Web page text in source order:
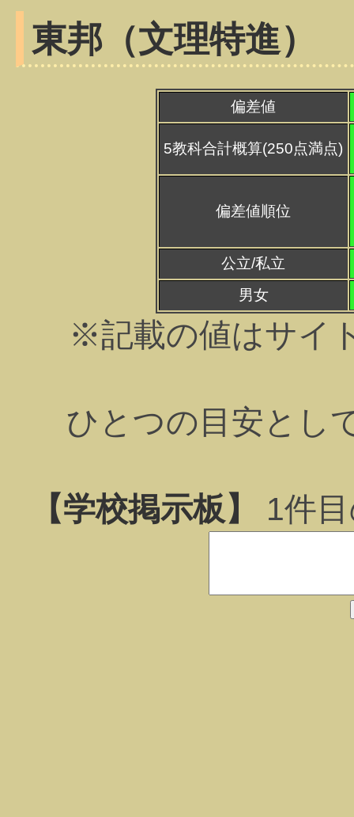
東邦（文理特進）
偏差値
5教科合計概算(250点満点)
偏差値順位
公立/私立
男女
※記載の値はサイ
ひとつの目安とし
【学校掲示板】 1件